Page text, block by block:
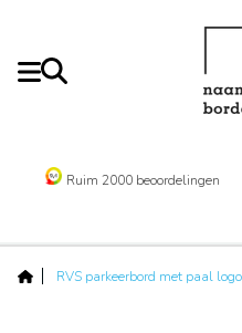
Ruim 2000 beoordelingen
RVS parkeerbord met paal logo